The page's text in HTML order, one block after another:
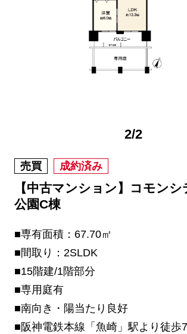
2/2
売買 成約済み
【中古マンション】コモンシ
公園C棟
■専有面積：67.70㎡
■間取り：2SLDK
■15階建/1階部分
■専用庭有
■南向き・陽当たり良好
■阪神電鉄本線「魚崎」駅より徒歩